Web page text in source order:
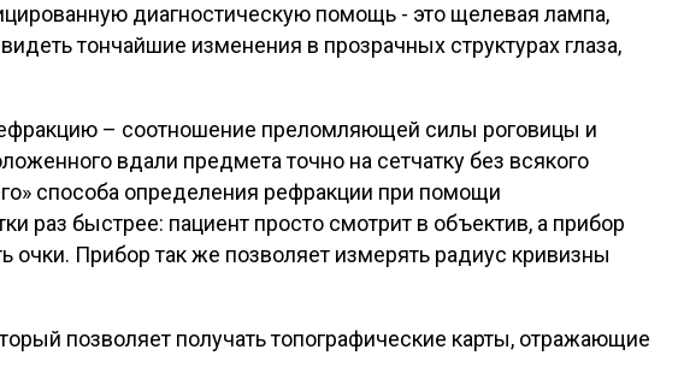
диагностическую помощь - это щелевая лампа,
тончайшие изменения в прозрачных структурах глаза,
– соотношение преломляющей силы роговицы и
вдали предмета точно на сетчатку без всякого
способа определения рефракции при помощи
раз быстрее: пациент просто смотрит в объектив, а прибор
Прибор так же позволяет измерять радиус кривизны
позволяет получать топографические карты, отражающие